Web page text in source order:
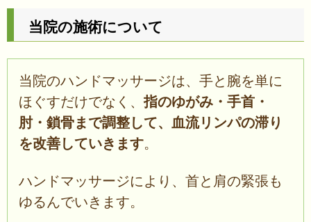
当院の施術について
当院のハンドマッサージは、手と腕を単に
ほぐすだけでなく、 指のゆがみ・手首・
肘・鎖骨まで調整して、血流リンパの滞り
を改善していきます。
ハンドマッサージにより、首と肩の緊張も
ゆるんでいきます。